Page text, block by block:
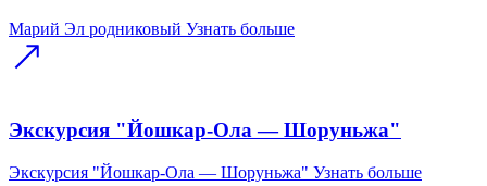
Марий Эл родниковый Узнать больше
Экскурсия "Йошкар-Ола — Шоруньжа"
Экскурсия "Йошкар-Ола — Шоруньжа" Узнать больше